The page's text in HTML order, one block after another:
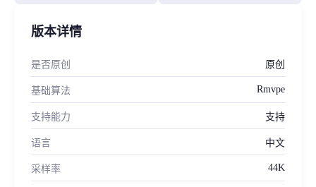
版本详情
是否原创 原创
基础算法 Rmvpe
支持能力 支持
语言 中文
采样率 44K